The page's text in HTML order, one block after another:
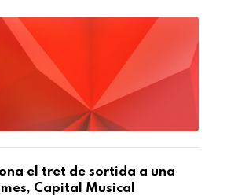
el tret de sortida a una
Capital Musical